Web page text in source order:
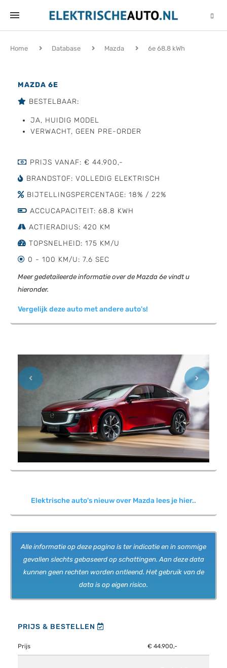
Home Database Mazda 6e 68.8 kWh
MAZDA 6E
BESTELBAAR:
JA, HUIDIG MODEL
VERWACHT, GEEN PRE-ORDER
PRIJS VANAF: € 44.900,-
BRANDSTOF: VOLLEDIG ELEKTRISCH
BIJTELLINGSPERCENTAGE: 18% / 22%
ACCUCAPACITEIT: 68.8 KWH
ACTIERADIUS: 420 KM
TOPSNELHEID: 175 KM/U
0 - 100 KM/U: 7.6 SEC
Meer gedetaileerde informatie over de Mazda 6e vindt u
hieronder.
Vergelijk deze auto met andere auto's!
Previous Next
Elektrische auto's nieuw over Mazda lees je hier..
Alle informatie op deze pagina is ter indicatie en in sommige
gevallen slechts gebaseerd op schattingen. Aan deze data
kunnen geen rechten worden ontleend. Het gebruik van de
data is op eigen risico.
PRIJS & BESTELLEN
Prijs € 44.900,-